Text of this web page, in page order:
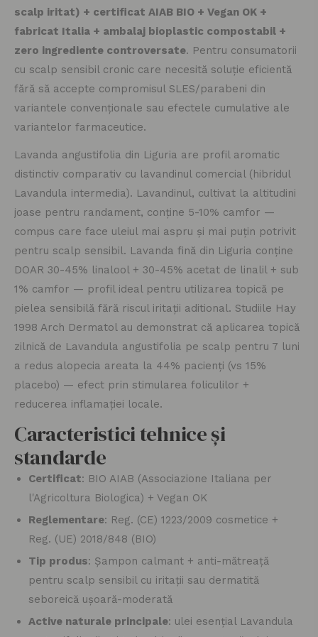
scalp iritat) + certificat AIAB BIO + Vegan OK +
fabricat Italia + ambalaj bioplastic compostabil +
zero ingrediente controversate. Pentru consumatorii
cu scalp sensibil cronic care necesită soluție eficientă
fără să accepte compromisul SLES/parabeni din
variantele convenționale sau efectele cumulative ale
variantelor farmaceutice.
Lavanda angustifolia din Liguria are profil aromatic
distinctiv comparativ cu lavandinul comercial (hibridul
Lavandula intermedia). Lavandinul, cultivat la altitudini
joase pentru randament, conține 5-10% camfor —
compus care face uleiul mai aspru și mai puțin potrivit
pentru scalp sensibil. Lavanda fină din Liguria conține
DOAR 30-45% linalool + 30-45% acetat de linalil + sub
1% camfor — profil ideal pentru utilizarea topică pe
pielea sensibilă fără riscul iritații aditional. Studiile Hay
1998 Arch Dermatol au demonstrat că aplicarea topică
zilnică de Lavandula angustifolia pe scalp pentru 7 luni
a redus alopecia areata la 44% pacienți (vs 15%
placebo) — efect prin stimularea foliculilor +
reducerea inflamației locale.
Caracteristici tehnice și
standarde
Certificat: BIO AIAB (Associazione Italiana per
l'Agricoltura Biologica) + Vegan OK
Reglementare: Reg. (CE) 1223/2009 cosmetice +
Reg. (UE) 2018/848 (BIO)
Tip produs: Șampon calmant + anti-mătreață
pentru scalp sensibil cu iritații sau dermatită
seboreică ușoară-moderată
Active naturale principale: ulei esențial Lavandula